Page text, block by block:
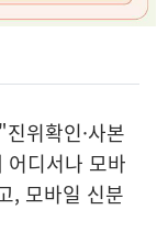
위확인·사본
어디서나 모바
, 모바일 신분